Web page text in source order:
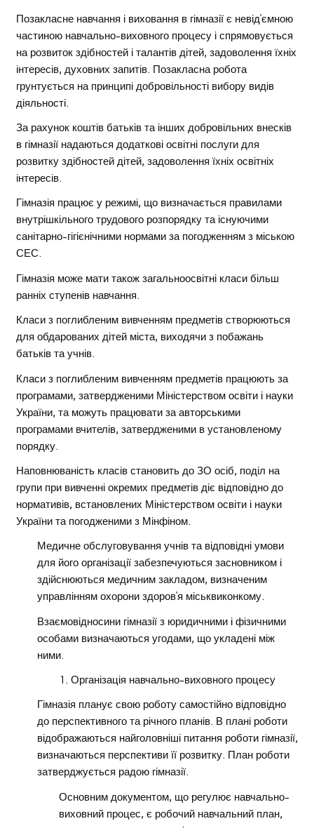
Позакласне навчання і виховання в гімназії є невід’ємною
частиною навчально-виховного процесу і спрямовується
на розвиток здібностей і талантів дітей, задоволення їхніх
інтересів, духовних запитів. Позакласна робота
грунтується на принципі добровільності вибору видів
діяльності.
За рахунок коштів батьків та інших добровільних внесків
в гімназії надаються додаткові освітні послуги для
розвитку здібностей дітей, задоволення їхніх освітніх
інтересів.
Гімназія працює у режимі, що визначається правилами
внутрішкільного трудового розпорядку та існуючими
санітарно-гігієнічними нормами за погодженням з міською
СЕС.
Гімназія може мати також загальноосвітні класи більш
ранніх ступенів навчання.
Класи з поглибленим вивченням предметів створюються
для обдарованих дітей міста, виходячи з побажань
батьків та учнів.
Класи з поглибленим вивченням предметів працюють за
програмами, затвердженими Міністерством освіти і науки
України, та можуть працювати за авторськими
програмами вчителів, затвердженими в установленому
порядку.
Наповнюваність класів становить до ЗО осіб, поділ на
групи при вивченні окремих предметів діє відповідно до
нормативів, встановлених Міністерством освіти і науки
України та погодженими з Мінфіном.
Медичне обслуговування учнів та відповідні умови
для його організації забезпечуються засновником і
здійснюються медичним закладом, визначеним
управлінням охорони здоров’я міськвиконкому.
Взаємовідносини гімназії з юридичними і фізичними
особами визначаються угодами, що укладені між
ними.
Організація навчально-виховного процесу
Гімназія планує свою роботу самостійно відповідно
до перспективного та річного планів. В плані роботи
відображаються найголовніші питання роботи гімназії,
визначаються перспективи її розвитку. План роботи
затверджується радою гімназії.
Основним документом, що регулює навчально-
виховний процес, є робочий навчальний план,